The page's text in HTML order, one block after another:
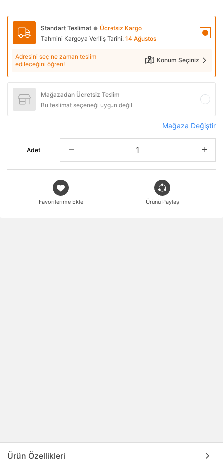
Standart Teslimat ● Ücretsiz Kargo
Tahmini Kargoya Veriliş Tarihi: 14 Ağustos
Adresini seç ne zaman teslim
edileceğini öğren!
Konum Seçiniz
Mağazadan Ücretsiz Teslim
Bu teslimat seçeneği uygun değil
Mağaza Değiştir
Adet
Favorilerime Ekle Ürünü Paylaş
Ürün Özellikleri